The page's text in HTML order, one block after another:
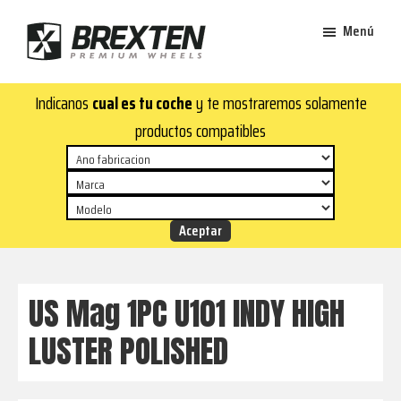
contenido
principal
de
página
Brexten
aluminio
premium
¡En
Brexten.com
encontrarás
aluminio
top!
y
estilo
Menú
Indicanos cual es tu cochey te mostraremos solamente
productos compatibles
US Mag 1PC U101 INDY HIGH
LUSTER POLISHED